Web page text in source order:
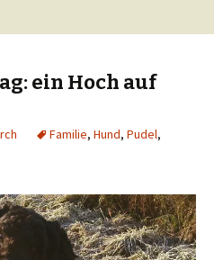
ein Hoch auf
Familie, Hund, Pudel,